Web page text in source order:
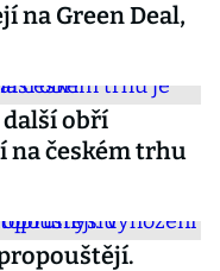
na Green Deal,
obří
na českém trhu